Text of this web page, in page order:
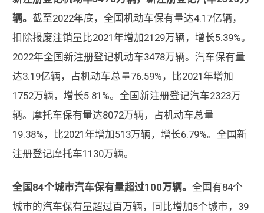
辆。 截至2022年底，全国机动车保有量达4.17亿辆，
扣除报废注销量比2021年增加2129万辆，增长5.39%。
2022年全国新注册登记机动车3478万辆。汽车保有量
达3.19亿辆，占机动车总量76.59%，比2021年增加
1752万辆，增长5.81%。全国新注册登记汽车2323万
辆。摩托车保有量达8072万辆，占机动车总量
19.38%，比2021年增加513万辆，增长6.79%。全国新
注册登记摩托车1130万辆。
全国84个城市汽车保有量超过100万辆。 全国有84个
城市的汽车保有量超过百万辆，同比增加5个城市，39